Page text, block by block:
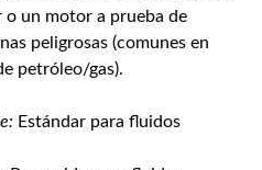
o un motor a prueba de
peligrosas (comunes en
petróleo/gas).
Estándar para fluidos